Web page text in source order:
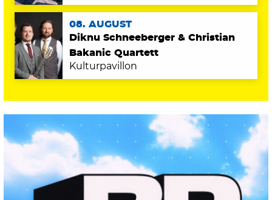
08. AUGUST
Diknu Schneeberger & Christian
Bakanic Quartett
Kulturpavillon